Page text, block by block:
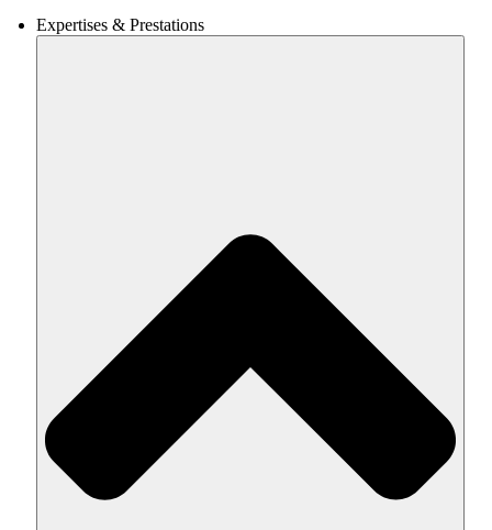
Expertises & Prestations